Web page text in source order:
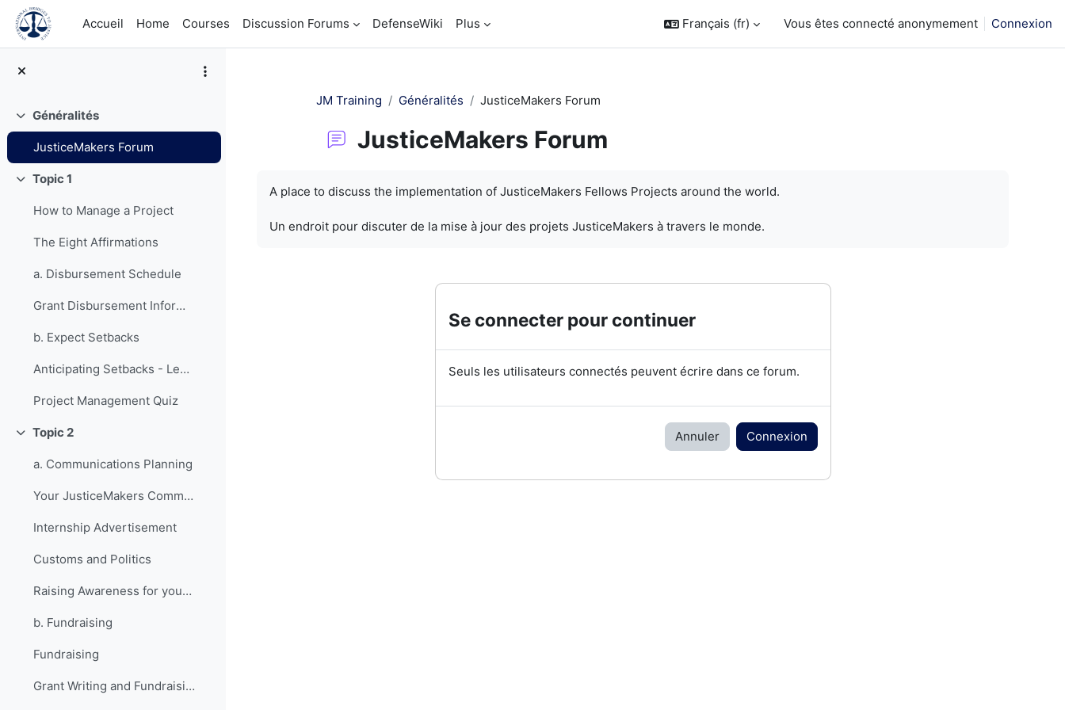
Passer au contenu principal
Accueil
Home Courses Discussion Forums DefenseWiki Plus Français ‎(fr)‎ Vous êtes connecté anonymement Connexion
Replier
Généralités
JusticeMakers Forum
Replier
Topic 1
How to Manage a Project
The Eight Affirmations
a. Disbursement Schedule
Grant Disbursement Information
b. Expect Setbacks
Anticipating Setbacks - Lessons from Previous Fellows
Project Management Quiz
Replier
Topic 2
a. Communications Planning
Your JusticeMakers Communications Intern
Internship Advertisement
Customs and Politics
Raising Awareness for your Project - Lessons from Previous Fellows
b. Fundraising
Fundraising
Grant Writing and Fundraising Guide-sheet
JM Training Généralités JusticeMakers Forum
JusticeMakers Forum
A place to discuss the implementation of JusticeMakers Fellows Projects around the world.
Un endroit pour discuter de la mise à jour des projets JusticeMakers à travers le monde.
Se connecter pour continuer
Seuls les utilisateurs connectés peuvent écrire dans ce forum.
Annuler Connexion